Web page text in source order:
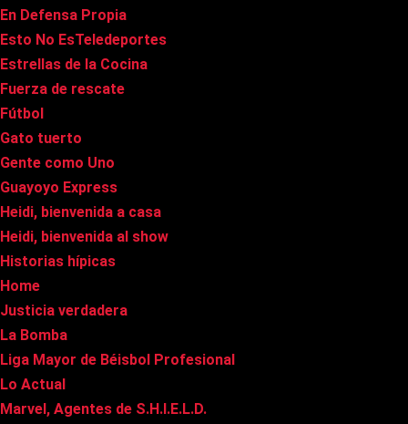
En Defensa Propia
Esto No EsTeledeportes
Estrellas de la Cocina
Fuerza de rescate
Fútbol
Gato tuerto
Gente como Uno
Guayoyo Express
Heidi, bienvenida a casa
Heidi, bienvenida al show
Historias hípicas
Home
Justicia verdadera
La Bomba
Liga Mayor de Béisbol Profesional
Lo Actual
Marvel, Agentes de S.H.I.E.L.D.